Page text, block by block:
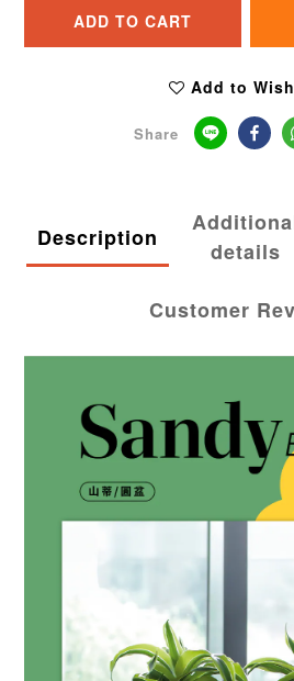
ADD TO CART
Add to
Share
Description
details
Customer